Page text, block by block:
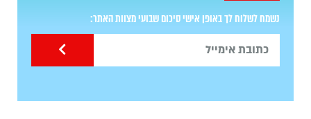
נשמח לשלוח לך באופן אישי סיכום שבועי מצוות האתר: